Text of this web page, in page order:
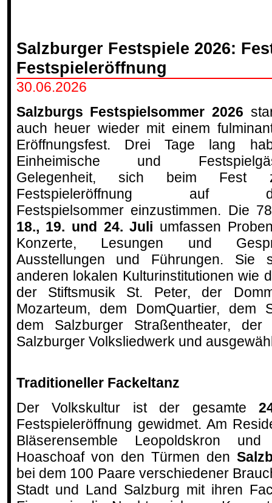
Salzburger Festspiele 2026:
Festspieleröffnung
30.06.2026
Salzburgs Festspielsommer 2026
auch heuer wieder mit einem
Eröffnungsfest. Drei Tage lang
Einheimische und
Gelegenheit, sich beim Fest
Festspieleröffnung auf
Festspielsommer einzustimmen. Die
18., 19. und 24. Juli umfassen
Konzerte, Lesungen und
Ausstellungen und Führungen. Sie
anderen lokalen Kulturinstitutionen wie
der Stiftsmusik St. Peter, der
Mozarteum, dem DomQuartier, dem
dem Salzburger Straßentheater,
Salzburger Volksliedwerk und
Traditioneller Fackeltanz
Der Volkskultur ist der gesamte
Festspieleröffnung gewidmet. Am
Bläserensemble Leopoldskron
Hoaschoaf von den Türmen den
bei dem 100 Paare verschiedener
Stadt und Land Salzburg mit ihren